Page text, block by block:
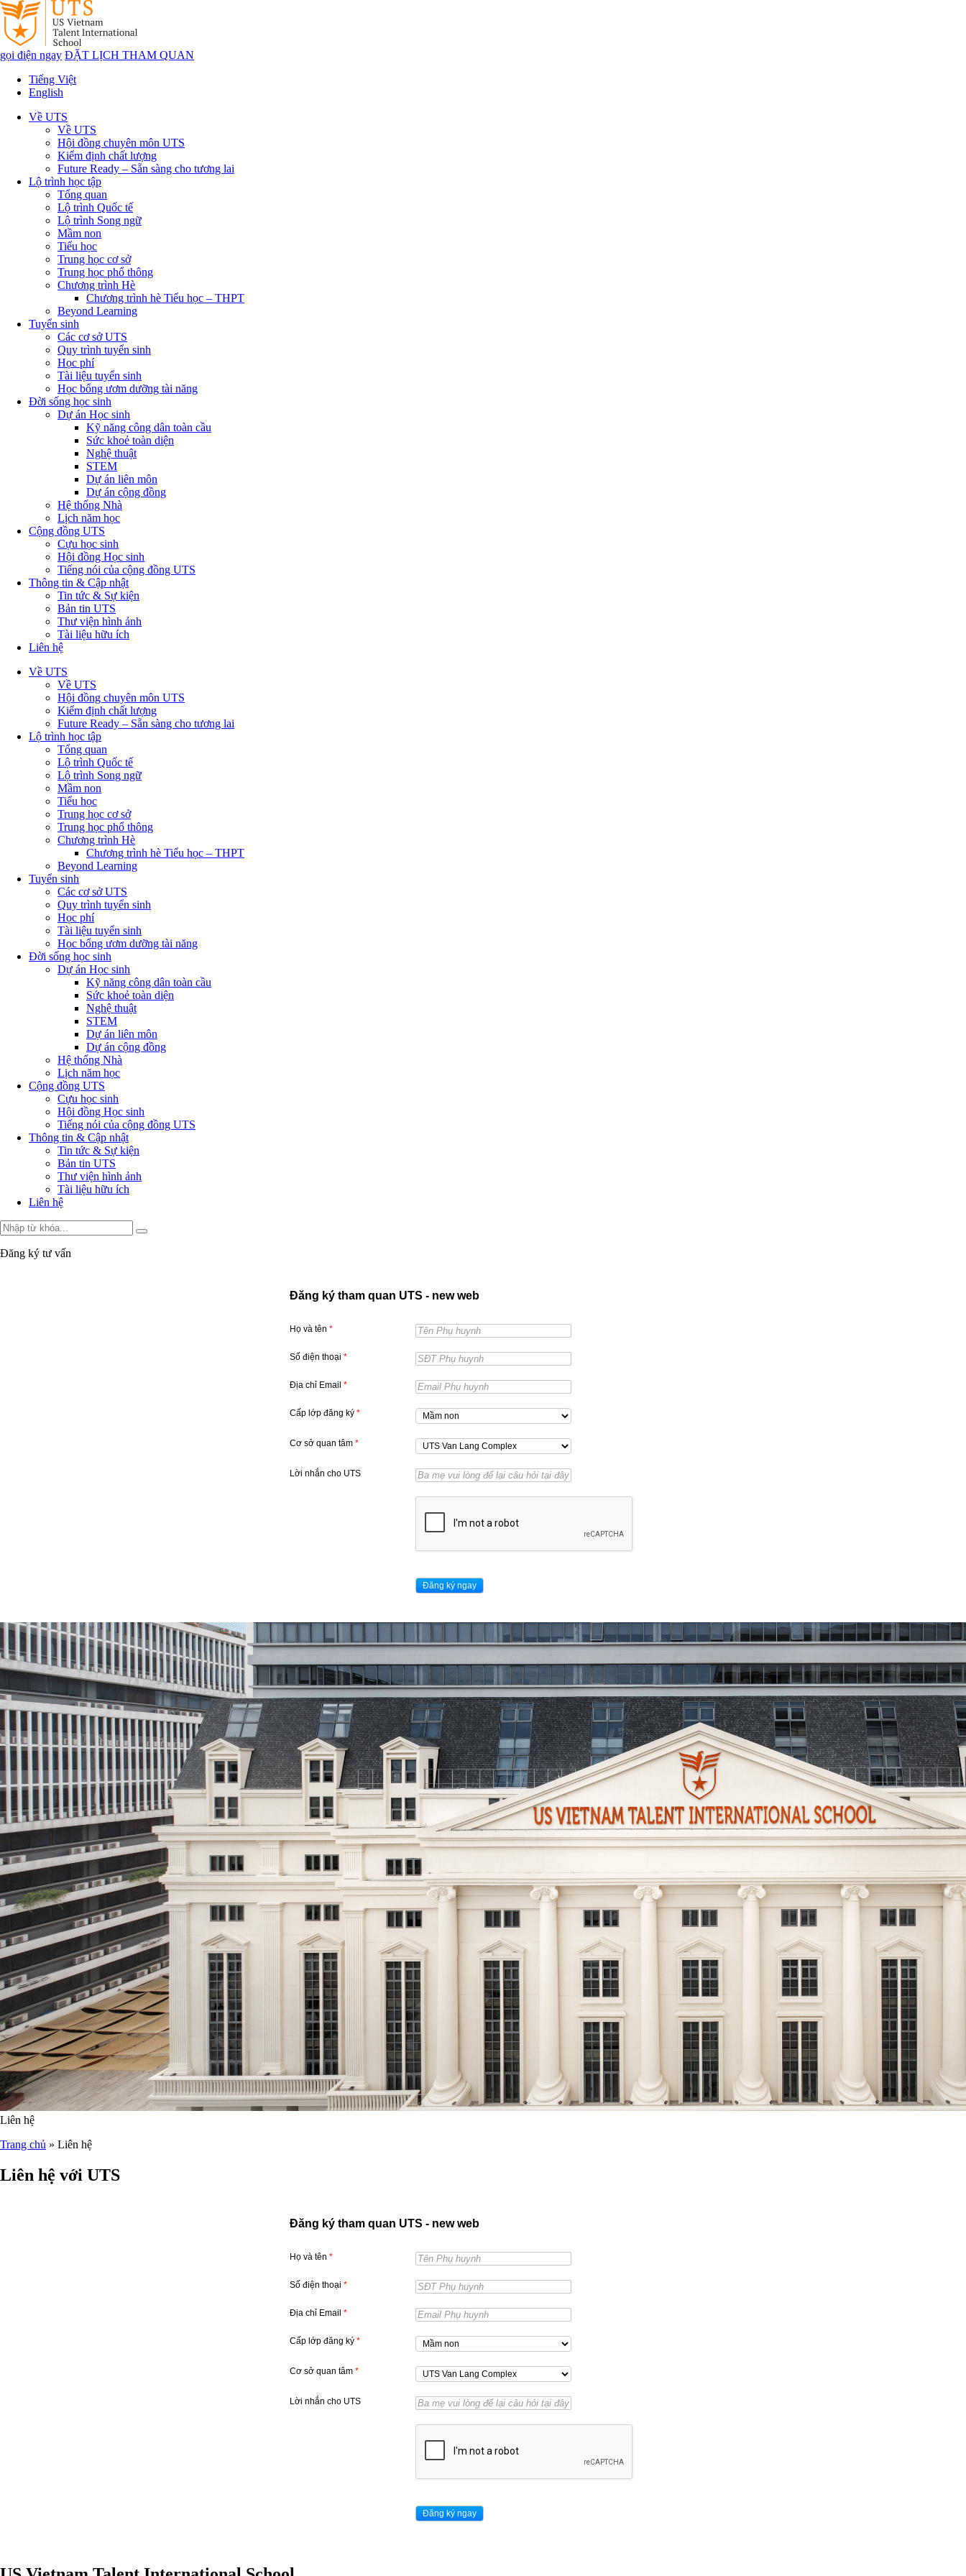
gọi điện ngay ĐẶT LỊCH THAM QUAN
Tiếng Việt
English
Về UTS
Về UTS
Hội đồng chuyên môn UTS
Kiểm định chất lượng
Future Ready – Sẵn sàng cho tương lai
Lộ trình học tập
Tổng quan
Lộ trình Quốc tế
Lộ trình Song ngữ
Mầm non
Tiểu học
Trung học cơ sở
Trung học phổ thông
Chương trình Hè
Chương trình hè Tiểu học – THPT
Beyond Learning
Tuyển sinh
Các cơ sở UTS
Quy trình tuyển sinh
Học phí
Tài liệu tuyển sinh
Học bổng ươm dưỡng tài năng
Đời sống học sinh
Dự án Học sinh
Kỹ năng công dân toàn cầu
Sức khoẻ toàn diện
Nghệ thuật
STEM
Dự án liên môn
Dự án cộng đồng
Hệ thống Nhà
Lịch năm học
Cộng đồng UTS
Cựu học sinh
Hội đồng Học sinh
Tiếng nói của cộng đồng UTS
Thông tin & Cập nhật
Tin tức & Sự kiện
Bản tin UTS
Thư viện hình ảnh
Tài liệu hữu ích
Liên hệ
Về UTS
Về UTS
Hội đồng chuyên môn UTS
Kiểm định chất lượng
Future Ready – Sẵn sàng cho tương lai
Lộ trình học tập
Tổng quan
Lộ trình Quốc tế
Lộ trình Song ngữ
Mầm non
Tiểu học
Trung học cơ sở
Trung học phổ thông
Chương trình Hè
Chương trình hè Tiểu học – THPT
Beyond Learning
Tuyển sinh
Các cơ sở UTS
Quy trình tuyển sinh
Học phí
Tài liệu tuyển sinh
Học bổng ươm dưỡng tài năng
Đời sống học sinh
Dự án Học sinh
Kỹ năng công dân toàn cầu
Sức khoẻ toàn diện
Nghệ thuật
STEM
Dự án liên môn
Dự án cộng đồng
Hệ thống Nhà
Lịch năm học
Cộng đồng UTS
Cựu học sinh
Hội đồng Học sinh
Tiếng nói của cộng đồng UTS
Thông tin & Cập nhật
Tin tức & Sự kiện
Bản tin UTS
Thư viện hình ảnh
Tài liệu hữu ích
Liên hệ
Đăng ký tư vấn
Đăng ký tham quan UTS - new web
Họ và tên *
Số điện thoại *
Địa chỉ Email *
Cấp lớp đăng ký *
Cơ sở quan tâm *
Lời nhắn cho UTS
Liên hệ
Trang chủ » Liên hệ
Liên hệ với UTS
Đăng ký tham quan UTS - new web
Họ và tên *
Số điện thoại *
Địa chỉ Email *
Cấp lớp đăng ký *
Cơ sở quan tâm *
Lời nhắn cho UTS